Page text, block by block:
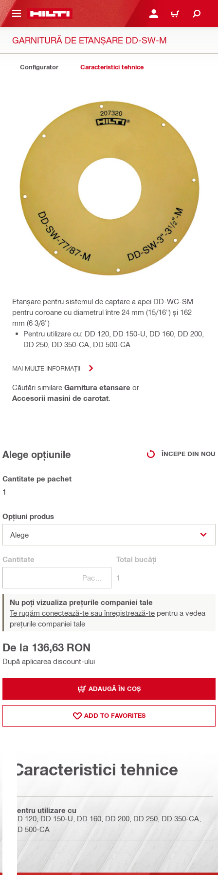
CONTENT CONECTARE SAU
COȘ
GARNITURĂ DE ETANȘARE DD-SW-M
Configurator Caracteristici tehnice
Etanșare pentru sistemul de captare a apei DD-WC-SM
pentru coroane cu diametrul între 24 mm (15/16") și 162
mm (6 3/8")
Pentru utilizare cu: DD 120, DD 150-U, DD 160, DD 200,
DD 250, DD 350-CA, DD 500-CA
MAI MULTE INFORMAȚII
Căutări similare Garnitura etansare or
Accesorii masini de carotat
Alege opțiunile ÎNCEPE DIN NOU
Cantitate pe pachet
1
Opțiuni produs
Alege
Cantitate Total bucăți
1
Nu poți vizualiza prețurile companiei tale
Te rugăm conectează-te sau înregistrează-te pentru a vedea
prețurile companiei tale
După aplicarea discount-ului
De la 136,63 RON
ADAUGĂ ÎN COȘ
ADD TO FAVORITES
Caracteristici tehnice
Pentru utilizare cu
DD 120, DD 150-U, DD 160, DD 200, DD 250, DD 350-CA,
DD 500-CA